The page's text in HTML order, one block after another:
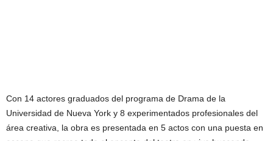
Con 14 actores graduados del programa de Drama de la
Universidad de Nueva York y 8 experimentados profesionales del
área creativa, la obra es presentada en 5 actos con una puesta en